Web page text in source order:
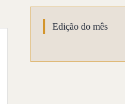
Edição do mês